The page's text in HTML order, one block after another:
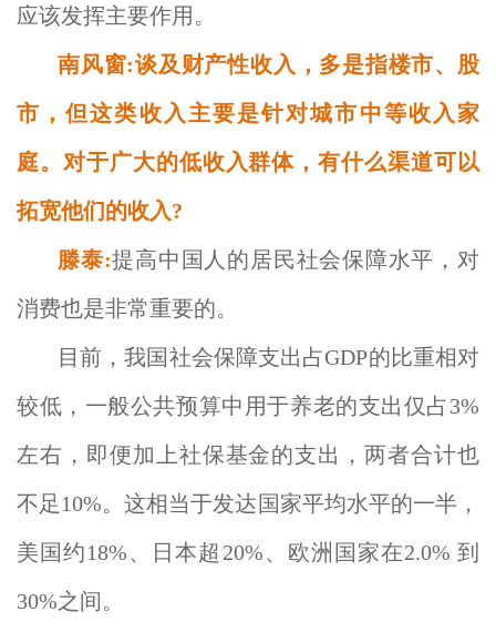
应该发挥主要作用。
南风窗:谈及财产性收入，多是指楼市、股
市，但这类收入主要是针对城市中等收入家
庭。对于广大的低收入群体，有什么渠道可以
拓宽他们的收入?
滕泰:提高中国人的居民社会保障水平，对
消费也是非常重要的。
目前，我国社会保障支出占GDP的比重相对
较低，一般公共预算中用于养老的支出仅占3%
左右，即便加上社保基金的支出，两者合计也
不足10%。这相当于发达国家平均水平的一半，
美国约18%、日本超20%、欧洲国家在2.0% 到
30%之间。